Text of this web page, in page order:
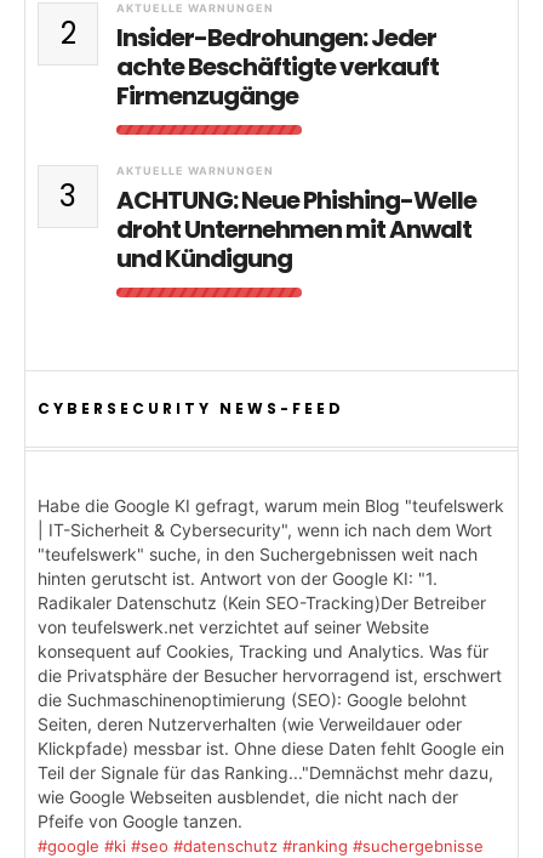
2
AKTUELLE WARNUNGEN
Insider-Bedrohungen: Jeder
achte Beschäftigte verkauft
Firmenzugänge
3
AKTUELLE WARNUNGEN
ACHTUNG: Neue Phishing-Welle
droht Unternehmen mit Anwalt
und Kündigung
CYBERSECURITY NEWS-FEED
Habe die Google KI gefragt, warum mein Blog "teufelswerk
| IT-Sicherheit & Cybersecurity", wenn ich nach dem Wort
"teufelswerk" suche, in den Suchergebnissen weit nach
hinten gerutscht ist. Antwort von der Google KI: "1.
Radikaler Datenschutz (Kein SEO-Tracking)Der Betreiber
von teufelswerk.net verzichtet auf seiner Website
konsequent auf Cookies, Tracking und Analytics. Was für
die Privatsphäre der Besucher hervorragend ist, erschwert
die Suchmaschinenoptimierung (SEO): Google belohnt
Seiten, deren Nutzerverhalten (wie Verweildauer oder
Klickpfade) messbar ist. Ohne diese Daten fehlt Google ein
Teil der Signale für das Ranking..."Demnächst mehr dazu,
wie Google Webseiten ausblendet, die nicht nach der
Pfeife von Google tanzen.
#google #ki #seo #datenschutz #ranking #suchergebnisse